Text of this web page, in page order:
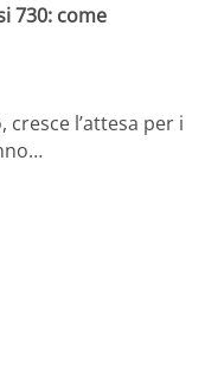
730: come
cresce l’attesa per i